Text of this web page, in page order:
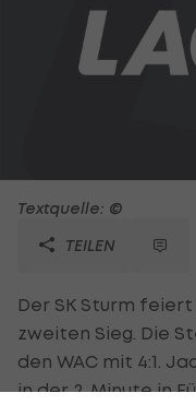
Textquelle: ©
TEILEN
Der SK Sturm
zweiten Sieg. Die
den WAC mit 4:1.
in der 2. Minute in